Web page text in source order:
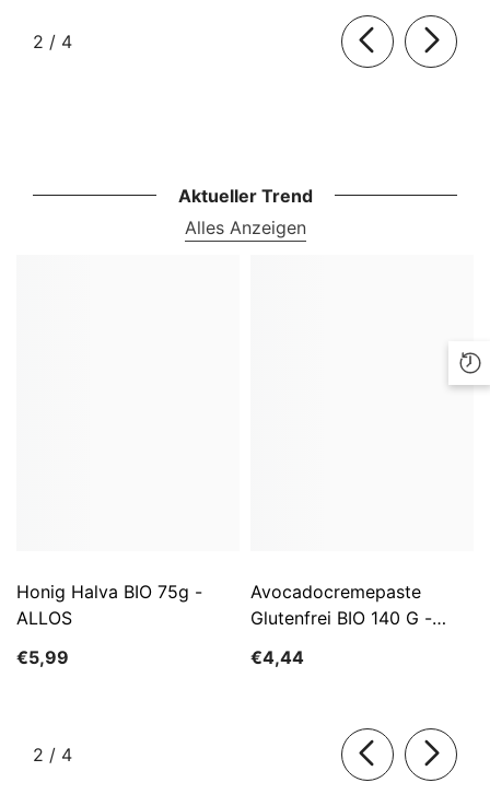
2 / von
4
Aktueller Trend
Alles Anzeigen
Honig Halva BIO 75g -
ALLOS
€5,99
Avocadocremepaste
Glutenfrei BIO 140 G -
€4,44
2 / von
4